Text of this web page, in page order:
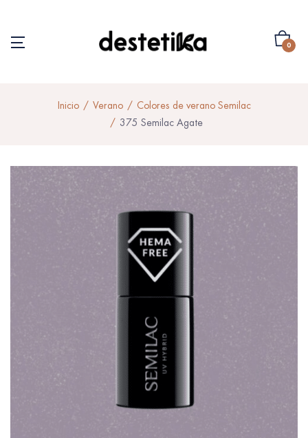
0
Inicio Verano
Colores de verano Semilac
375 Semilac Agate